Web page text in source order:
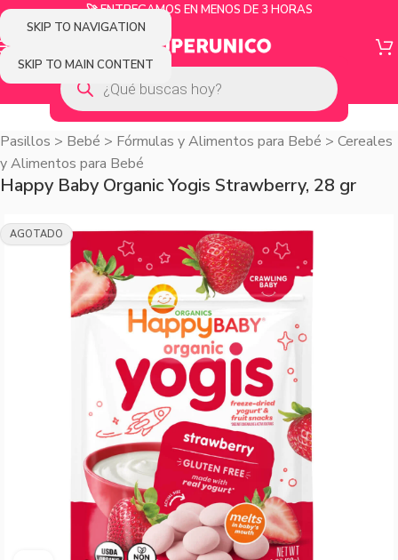
SKIP TO NAVIGATION
SKIP TO MAIN CONTENT
🚀 ENTREGAMOS EN MENOS DE 3 HORAS
Pasillos > Bebé > Fórmulas y Alimentos para Bebé > Cereales
y Alimentos para Bebé
Happy Baby Organic Yogis Strawberry, 28 gr
AGOTADO